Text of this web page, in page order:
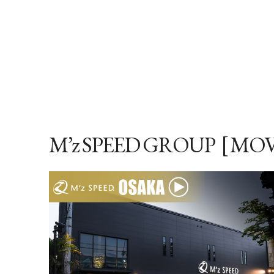
M’z SPEED GROUP [